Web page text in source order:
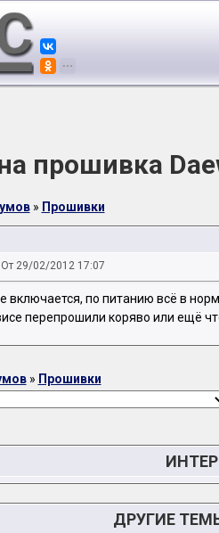
прошивка
» Прошивки
29/02/2012 17:07
включается, по питанию всё в
перепрошили коряво или ещё
» Прошивки
ДРУГИЕ